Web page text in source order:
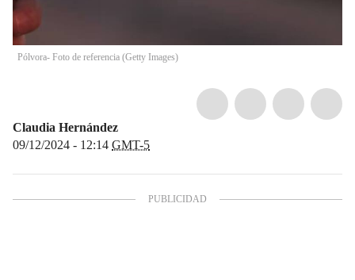
Pólvora- Foto de referencia (Getty Images)
Claudia Hernández
09/12/2024 - 12:14 GMT-5